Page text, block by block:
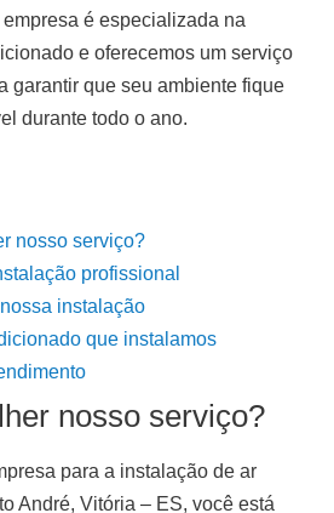
é especializada na
e oferecemos um serviço
garantir que seu ambiente fique
durante todo o ano.
nosso serviço?
profissional
instalação
que instalamos
nosso serviço?
para a instalação de ar
André, Vitória – ES, você está